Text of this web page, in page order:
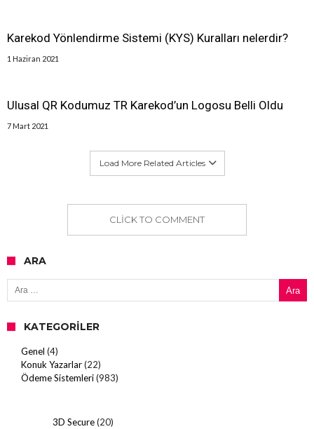
Karekod Yönlendirme Sistemi (KYS) Kuralları nelerdir?
1 Haziran 2021
Ulusal QR Kodumuz TR Karekod’un Logosu Belli Oldu
7 Mart 2021
Load More Related Articles
CLICK TO COMMENT
ARA
Arama:
KATEGORILER
Genel (4)
Konuk Yazarlar(22)
Ödeme Sistemleri(983)
3D Secure(20)